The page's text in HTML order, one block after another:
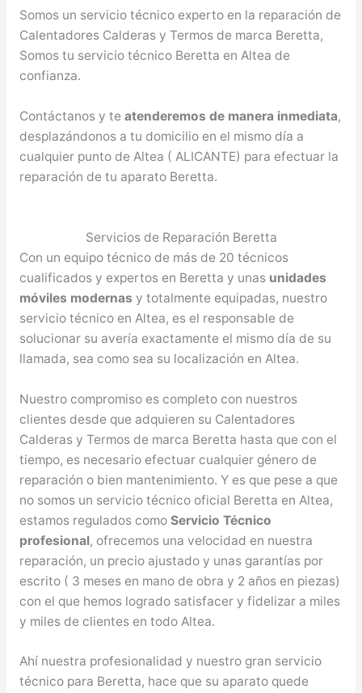
Somos un servicio técnico experto en la reparación de
Calentadores Calderas y Termos de marca Beretta,
Somos tu servicio técnico Beretta en Altea de
confianza.
Contáctanos y te atenderemos de manera inmediata,
desplazándonos a tu domicilio en el mismo día a
cualquier punto de Altea ( ALICANTE) para efectuar la
reparación de tu aparato Beretta.
Servicios de Reparación Beretta
Con un equipo técnico de más de 20 técnicos
cualificados y expertos en Beretta y unas unidades
móviles modernas y totalmente equipadas, nuestro
servicio técnico en Altea, es el responsable de
solucionar su avería exactamente el mismo día de su
llamada, sea como sea su localización en Altea.
Nuestro compromiso es completo con nuestros
clientes desde que adquieren su Calentadores
Calderas y Termos de marca Beretta hasta que con el
tiempo, es necesario efectuar cualquier género de
reparación o bien mantenimiento. Y es que pese a que
no somos un servicio técnico oficial Beretta en Altea,
estamos regulados como Servicio Técnico
profesional, ofrecemos una velocidad en nuestra
reparación, un precio ajustado y unas garantías por
escrito ( 3 meses en mano de obra y 2 años en piezas)
con el que hemos logrado satisfacer y fidelizar a miles
y miles de clientes en todo Altea.
Ahí nuestra profesionalidad y nuestro gran servicio
técnico para Beretta, hace que su aparato quede